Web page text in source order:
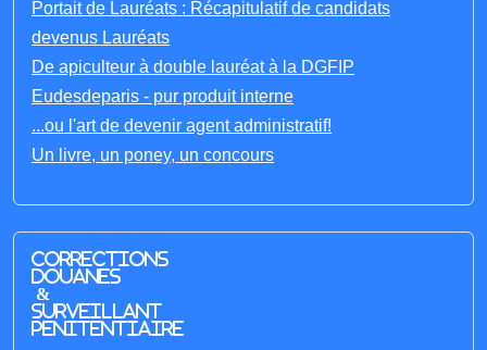
Portait de Lauréats : Récapitulatif de candidats
devenus Lauréats
De apiculteur à double lauréat à la DGFIP
Eudesdeparis - pur produit interne
...ou l'art de devenir agent administratif!
Un livre, un poney, un concours
Corrections
Douanes
&
Surveillant
penitentiaire